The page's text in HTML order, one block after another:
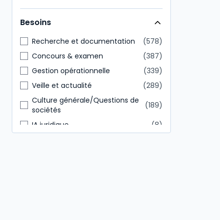
Direction générale
146
Tout public
85
Besoins
Recherche et documentation
578
Concours & examen
387
Gestion opérationnelle
339
Veille et actualité
289
Culture générale/Questions de
sociétés
189
IA juridique
8